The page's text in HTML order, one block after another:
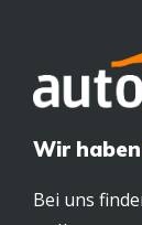
Wir haben
Bei uns